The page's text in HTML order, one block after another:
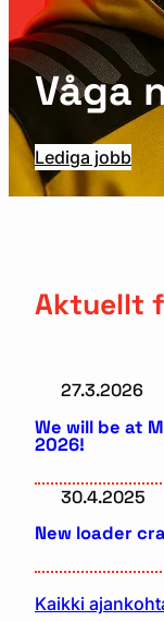
Våga
Lediga jobb
Aktuellt
27.3.2026
We will be at
2026!
30.4.2025
New loader
Kaikki